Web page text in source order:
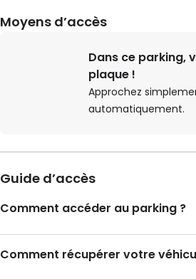
Moyens d’accès
Dans ce parking,
plaque !
Approchez
automatiquement.
Guide d’accès
Comment accéder au parking ?
Comment récupérer votre